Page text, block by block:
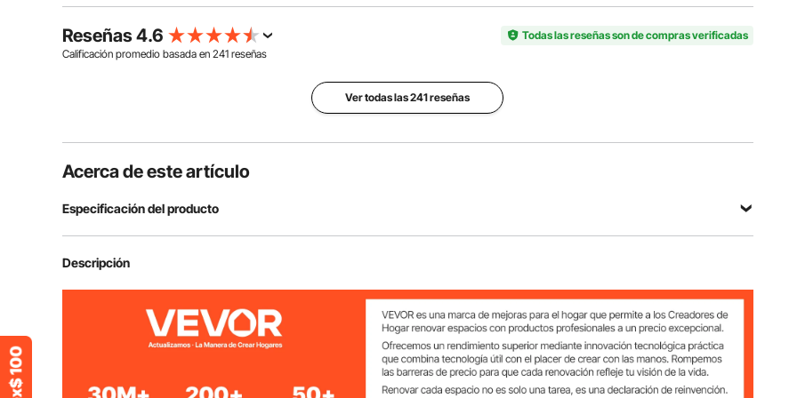
de
del
3000-H-
del
Color
Gris con
revestimie
Funciona
Material
revestimie
Latón
Ver todas las especificaciones
Reseñas 4.6
Todas las reseñas son de compras verificadas
Calificación promedio basada en 241 reseñas
Ver todas las 241 reseñas
Acerca de este artículo
Especificación del producto
Número de modelo del artículo
Capacidad del artículo
Gris con revestimiento en aerosol
Descripción